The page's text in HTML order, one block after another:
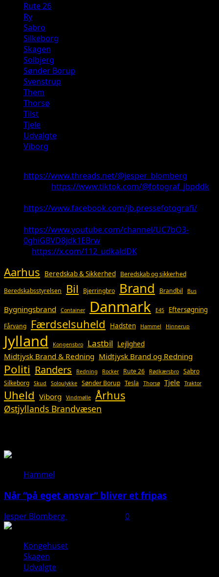
Rute 26
Ry
Sabro
Silkeborg
Skagen
Solbjerg
Sønder Borup
Svenstrup
Them
Thorsø
Tilst
Tjele
Udvalgte
Viborg
https://www.threads.net/@jesper_blomberg
https://www.tiktok.com/@fotograf_jbpddk
https://www.facebook.com/jb.pressefotografi/
https://www.youtube.com/channel/UC7bO3-
0ghiGBVD8jdk1EBrw
https://x.com/112_udkaldDK
Aarhus Beredskab & Sikkerhed
Beredskab og sikkerhed
Beredskabsstyrelsen
Bil Bjerringbro Brand Brandbil Bus
Bygningsbrand Container Danmark E45 Eftersøgning
Fårvang Færdselsuheld Hadsten Hammel Hinnerup
Jylland Kongensbro Lastbil Lejlighed
Midtjysk Brand & Redning Midtjysk Brand og Redning
Politi Randers Redning Rocker Rute 26 Rødkærsbro
Sabro
Silkeborg
Skud Soloulykke Sønder Borup Tesla Thorsø Tjele Traktor
Uheld Viborg Vindmølle Århus
Østjyllands Brandvæsen
Hammel
Når “på eget ansvar” bliver et fripas
Jesper Blomberg 0
Kongehuset
Skagen
Udvalgte